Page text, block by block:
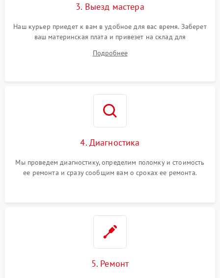
3. Выезд мастера
Наш курьер приедет к вам в удобное для вас время. Заберет
ваш материнская плата и привезет на склад для
Подробнее
4. Диагностика
Мы проведем диагностику, определим поломку и стоимость
ее ремонта и сразу сообщим вам о сроках ее ремонта.
5. Ремонт